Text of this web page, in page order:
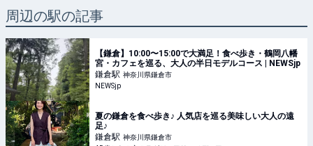
周辺の駅の記事
【鎌倉】10:00〜15:00で大満足！食べ歩き・鶴岡八幡
宮・カフェを巡る、大人の半日モデルコース | NEWSjp
鎌倉駅 神奈川県鎌倉市
NEWSjp
夏の鎌倉を食べ歩き♪ 人気店を巡る美味しい大人の遠
足♪
鎌倉駅 神奈川県鎌倉市